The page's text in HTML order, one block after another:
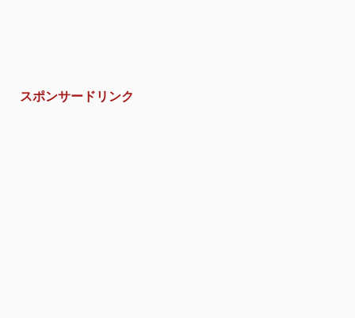
スポンサードリンク